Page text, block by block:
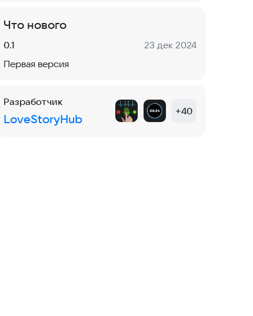
Что нового
Версия:
0.1 Дата:
23 дек 2024
Первая версия
Разработчик
LoveStoryHub
+40